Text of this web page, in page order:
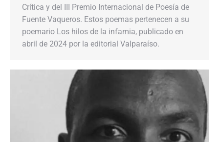
Crítica y del III Premio Internacional de Poesía de
Fuente Vaqueros. Estos poemas pertenecen a su
poemario Los hilos de la infamia, publicado en
abril de 2024 por la editorial Valparaíso.